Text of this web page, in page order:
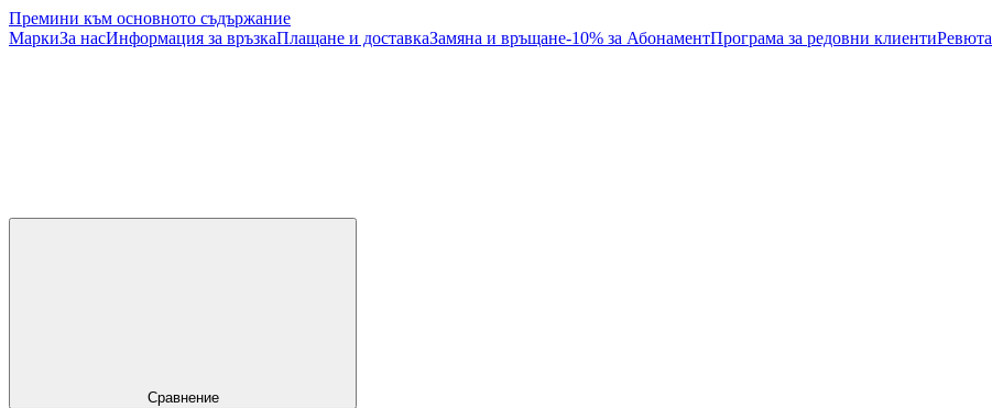
Премини към основното съдържание
МаркиЗа насИнформация за връзкаПлащане и доставкаЗамяна и връщане-10% за АбонаментПрограма за редовни клиенти
Сравнение